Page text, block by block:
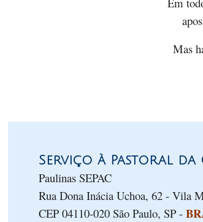
Mas
Serviço à Pastoral da
Paulinas SEPAC
Rua Dona Inácia Uchoa, 62 - Vila
CEP 04110-020 São Paulo, SP -